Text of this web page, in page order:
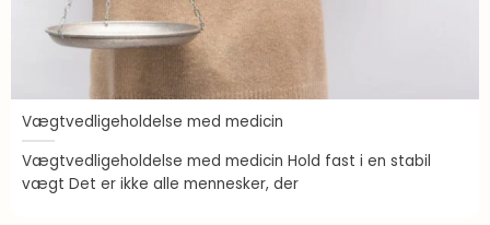
Vægtvedligeholdelse med medicin
Vægtvedligeholdelse med medicin Hold fast i en stabil
vægt Det er ikke alle mennesker, der